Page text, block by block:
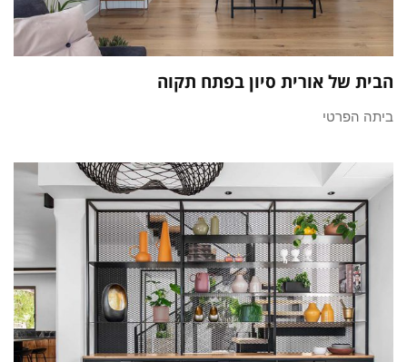
הבית של אורית סיון בפתח תקוה
ביתה הפרטי